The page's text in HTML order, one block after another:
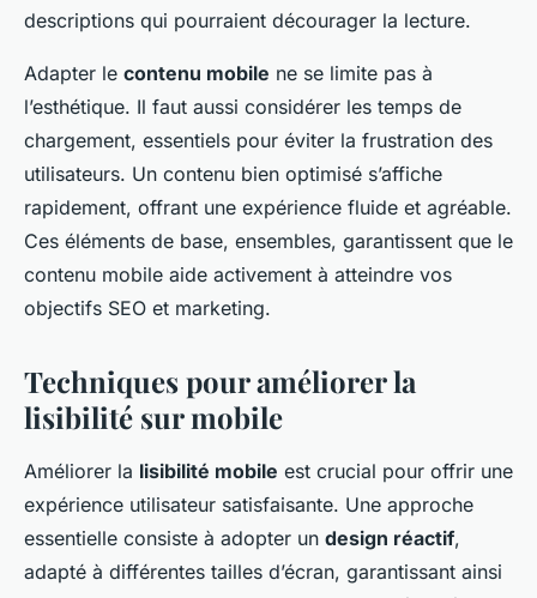
descriptions qui pourraient décourager la lecture.
Adapter le contenu mobile ne se limite pas à
l’esthétique. Il faut aussi considérer les temps de
chargement, essentiels pour éviter la frustration des
utilisateurs. Un contenu bien optimisé s’affiche
rapidement, offrant une expérience fluide et agréable.
Ces éléments de base, ensembles, garantissent que le
contenu mobile aide activement à atteindre vos
objectifs SEO et marketing.
Techniques pour améliorer la
lisibilité sur mobile
Améliorer la lisibilité mobile est crucial pour offrir une
expérience utilisateur satisfaisante. Une approche
essentielle consiste à adopter un design réactif,
adapté à différentes tailles d’écran, garantissant ainsi